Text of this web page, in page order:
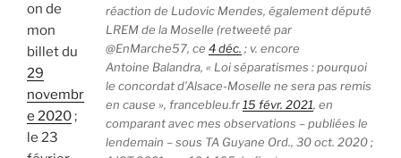
réaction de Ludovic Mendes, également député
LREM de la Moselle (retweeté par
@EnMarche57, ce 4 déc. ; v. encore
Antoine Balandra, « Loi séparatismes : pourquoi
le concordat d’Alsace-Moselle ne sera pas remis
en cause », francebleu.fr 15 févr. 2021, en
comparant avec mes observations – publiées le
lendemain – sous TA Guyane Ord., 30 oct. 2020 ;
on de
mon
billet du
29
novembr
e 2020;
le 23